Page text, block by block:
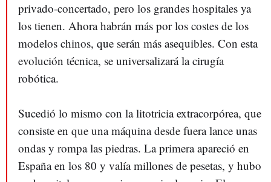
privado-concertado, pero los grandes hospitales ya
los tienen. Ahora habrán más por los costes de los
modelos chinos, que serán más asequibles. Con esta
evolución técnica, se universalizará la cirugía
robótica.
Sucedió lo mismo con la litotricia extracorpórea, que
consiste en que una máquina desde fuera lance unas
ondas y rompa las piedras. La primera apareció en
España en los 80 y valía millones de pesetas, y hubo